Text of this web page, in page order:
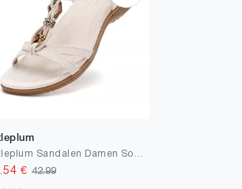
€ 42.99